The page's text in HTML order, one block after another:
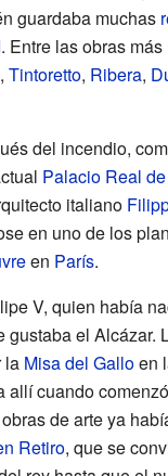
guardaba muchas
. Entre las obras
, Tintoretto, Ribera,
del incendio,
Palacio Real
italiano
en uno de los
en París.
V, quien había
gustaba el Alcázar.
la Misa del Galloen
allí cuando
de arte ya
Retiro, que se